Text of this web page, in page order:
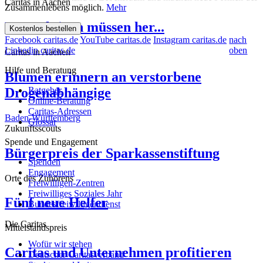
Caritas in Aachen
Perspektiven müssen her...
Caritas in Aachen
Blumen erinnern an verstorbene
Drogenabhängige
Baden-Württemberg
Zukunftsscouts
Bürgerpreis der Sparkassenstiftung
Orte des Zuhörens
Fünf neue Helfer
Mittelstandspreis
Caritas und Unternehmen profitieren
Zusammenlebens möglich. Mehr
Kostenlos bestellen
Facebook caritas.deYouTube caritas.de Instagram caritas.de
Linkedin caritas.de
nach
oben
Hilfe und Beratung
Ratgeber
Online-Beratung
Caritas-Adressen
Glossar
Spende und Engagement
Spenden
Engagement
Freiwilligen-Zentren
Freiwilliges Soziales Jahr
Bundesfreiwilligendienst
Die Caritas
Wofür wir stehen
Deutscher Caritasverband